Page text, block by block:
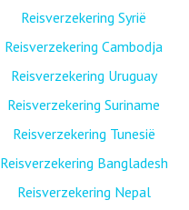
Reisverzekering Syrië
Reisverzekering Cambodja
Reisverzekering Uruguay
Reisverzekering Suriname
Reisverzekering Tunesië
Reisverzekering Bangladesh
Reisverzekering Nepal